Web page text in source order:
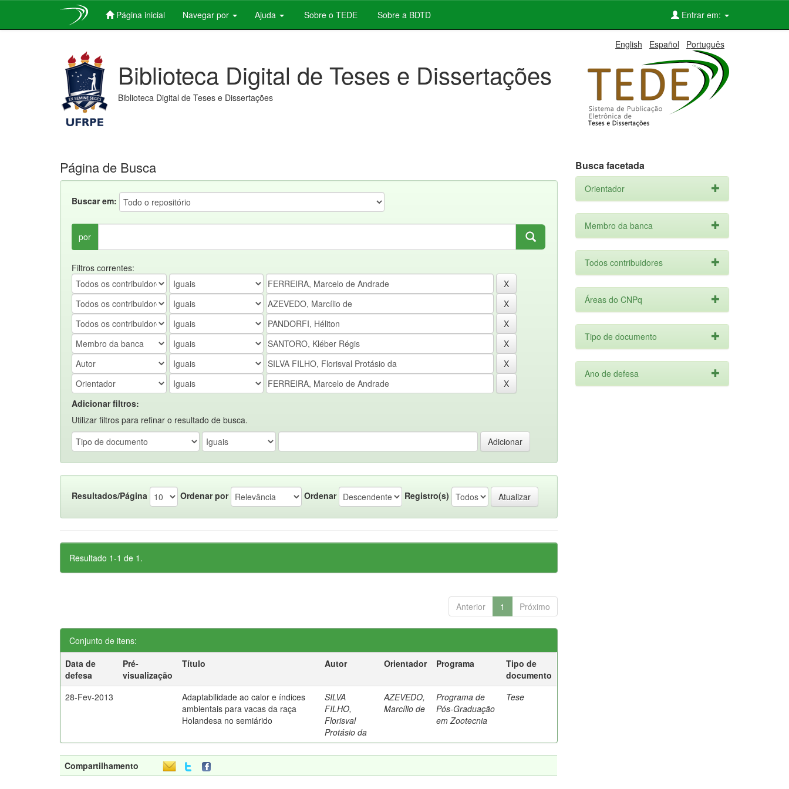
Página inicial Navegar por Ajuda Sobre o TEDE Sobre a BDTD Entrar em:
English Español Português
Biblioteca Digital de Teses e Dissertações
Biblioteca Digital de Teses e Dissertações
Página de Busca
Buscar em:
por
Filtros correntes:
Adicionar filtros:
Utilizar filtros para refinar o resultado de busca.
Resultados/Página Ordenar por Ordenar Registro(s)
Resultado 1-1 de 1.
Anterior 1 Próximo
Conjunto de itens:
Data de
defesa
Pré-
visualização
Título Autor Orientador Programa
Tipo de
documento
28-Fev-2013
Adaptabilidade ao calor e índices
ambientais para vacas da raça
Holandesa no semiárido
SILVA
FILHO,
Florisval
Protásio da
AZEVEDO,
Marcílio de
Programa de
Pós-Graduação
em Zootecnia
Tese
Compartilhamento
Busca facetada
Orientador
Membro da banca
Todos contribuidores
Áreas do CNPq
Tipo de documento
Ano de defesa